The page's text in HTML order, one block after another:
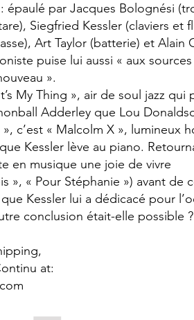
épaulé par Jacques Bolognési
Siegfried Kessler (claviers et
Art Taylor (batterie) et Alain
puise lui aussi « aux
».
My Thing », air de soul jazz qui
Adderley que Lou
c’est « Malcolm X », lumineux
Kessler lève au piano.
en musique une joie de vivre
», « Pour Stéphanie ») avant de
Kessler lui a dédicacé pour
conclusion était-elle possible
at: